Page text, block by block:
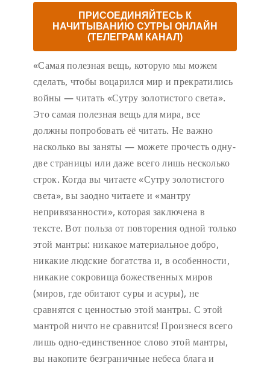
ПРИСОЕДИНЯЙТЕСЬ К
НАЧИТЫВАНИЮ СУТРЫ ОНЛАЙН
(ТЕЛЕГРАМ КАНАЛ)
«Самая полезная вещь, которую мы можем
сделать, чтобы воцарился мир и прекратились
войны — читать «Сутру золотистого света».
Это самая полезная вещь для мира, все
должны попробовать её читать. Не важно
насколько вы заняты — можете прочесть одну-
две страницы или даже всего лишь несколько
строк. Когда вы читаете «Сутру золотистого
света», вы заодно читаете и «мантру
непривязанности», которая заключена в
тексте. Вот польза от повторения одной только
этой мантры: никакое материальное добро,
никакие людские богатства и, в особенности,
никакие сокровища божественных миров
(миров, где обитают суры и асуры), не
сравнятся с ценностью этой мантры. С этой
мантрой ничто не сравнится! Произнеся всего
лишь одно-единственное слово этой мантры,
вы накопите безграничные небеса блага и